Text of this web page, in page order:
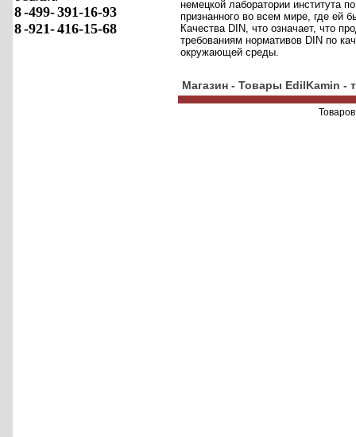
8-499-391-16-93
8-921-416-15-68
немецкой лаборатории института
признанного во всем мире, где ей
Качества DIN, что означает, что
требованиям нормативов DIN по
окружающей среды.
Магазин - Товары EdilKamin -